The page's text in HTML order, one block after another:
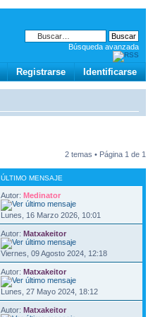
Búsqueda avanzada
Identificarse
Registrarse
2 temas • Página 1 de 1
ÚLTIMO MENSAJE
Autor:Medinator
Lunes, 16 Marzo 2026, 10:01
Autor:Matxakeitor
Viernes, 09 Agosto 2024, 12:18
Autor:Matxakeitor
Lunes, 27 Mayo 2024, 18:12
Autor:Matxakeitor